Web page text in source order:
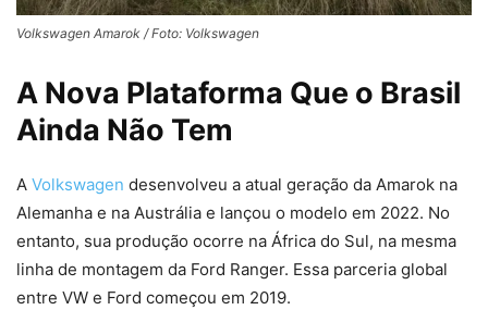
Volkswagen Amarok / Foto: Volkswagen
A Nova Plataforma Que o Brasil
Ainda Não Tem
A Volkswagen desenvolveu a atual geração da Amarok na
Alemanha e na Austrália e lançou o modelo em 2022. No
entanto, sua produção ocorre na África do Sul, na mesma
linha de montagem da Ford Ranger. Essa parceria global
entre VW e Ford começou em 2019.